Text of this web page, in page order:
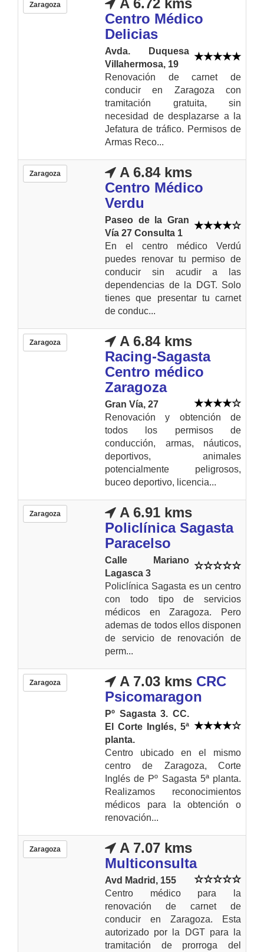
Zaragoza
Centro Médico
Delicias
Avda. Duquesa
Villahermosa, 19
Renovación de carnet de
conducir en Zaragoza con
tramitación gratuita, sin
necesidad de desplazarse a la
Jefatura de tráfico. Permisos de
Armas Reco...
Zaragoza
A 6.84 kms
Centro Médico
Verdu
Paseo de la Gran
Vía 27 Consulta 1
En el centro médico Verdú
puedes renovar tu permiso de
conducir sin acudir a las
dependencias de la DGT. Solo
tienes que presentar tu carnet
de conduc...
Zaragoza
A 6.84 kms
Racing-Sagasta
Centro médico
Zaragoza
Gran Vía, 27
Renovación y obtención de
todos los permisos de
conducción, armas, náuticos,
deportivos, animales
potencialmente peligrosos,
buceo deportivo, licencia...
Zaragoza
A 6.91 kms
Policlínica Sagasta
Paracelso
Calle Mariano
Lagasca 3
Policlínica Sagasta es un centro
con todo tipo de servicios
médicos en Zaragoza. Pero
ademas de todos ellos disponen
de servicio de renovación de
perm...
Zaragoza A 7.03 kms CRC
Psicomaragon
Pº Sagasta 3. CC.
El Corte Inglés, 5ª
planta.
Centro ubicado en el mismo
centro de Zaragoza, Corte
Inglés de Pº Sagasta 5ª planta.
Realizamos reconocimientos
médicos para la obtención o
renovación...
Zaragoza
A 7.07 kms
Multiconsulta
Avd Madrid, 155
Centro médico para la
renovación de carnet de
conducir en Zaragoza. Esta
autorizado por la DGT para la
tramitación de prorroga del